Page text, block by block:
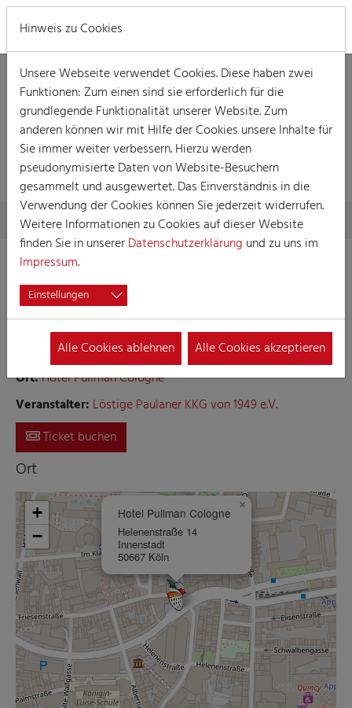
VERANSTALTUNG
Skip to main content
You are here:
Home Session Veranstaltungen Veranstaltung
After-Zoch-Party der KKG Löstige Paulaner
03.03.2025 16:00 Veranstaltungen, Party
Karnevalsparty der KKG Löstige Paulaner von 1949 e.V.
Ort:Hotel Pullman Cologne
Veranstalter: Löstige Paulaner KKG von 1949 e.V.
Ticket buchen
Ort
Hotel Pullman Cologne
Helenenstraße 14
Innenstadt
50667 Köln
×
+
−
Hinweis zu Cookies
Unsere Webseite verwendet Cookies. Diese haben zwei
Funktionen: Zum einen sind sie erforderlich für die
grundlegende Funktionalität unserer Website. Zum
anderen können wir mit Hilfe der Cookies unsere Inhalte für
Sie immer weiter verbessern. Hierzu werden
pseudonymisierte Daten von Website-Besuchern
gesammelt und ausgewertet. Das Einverständnis in die
Verwendung der Cookies können Sie jederzeit widerrufen.
Weitere Informationen zu Cookies auf dieser Website
finden Sie in unsererDatenschutzerklärung und zu uns im
Impressum.
Einstellungen
Alle Cookies ablehnen Alle Cookies akzeptieren